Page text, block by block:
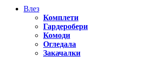
Влез
Комплети
Гардеробери
Комоди
Огледала
Закачалки